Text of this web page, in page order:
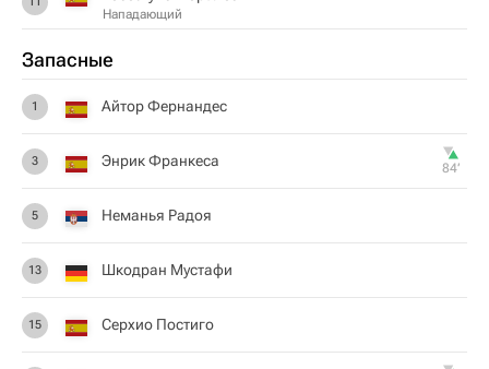
Нападающий
Запасные
1 Айтор Фернандес
3 Энрик Франкеса 84‎’‎
5 Неманья Радоя
13 Шкодран Мустафи
15 Серхио Постиго